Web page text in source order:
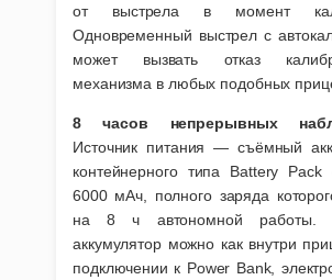
от выстрела в момент
Одновременный выстрел с
может вызвать отказ
механизма в любых подобных
8 часов непрерывных
Источник питания — съёмный
контейнерного типа Battery Pack
6000 мАч, полного заряда
на 8 ч автономной работы.
аккумулятор можно как внутри
подключении к Power Bank,